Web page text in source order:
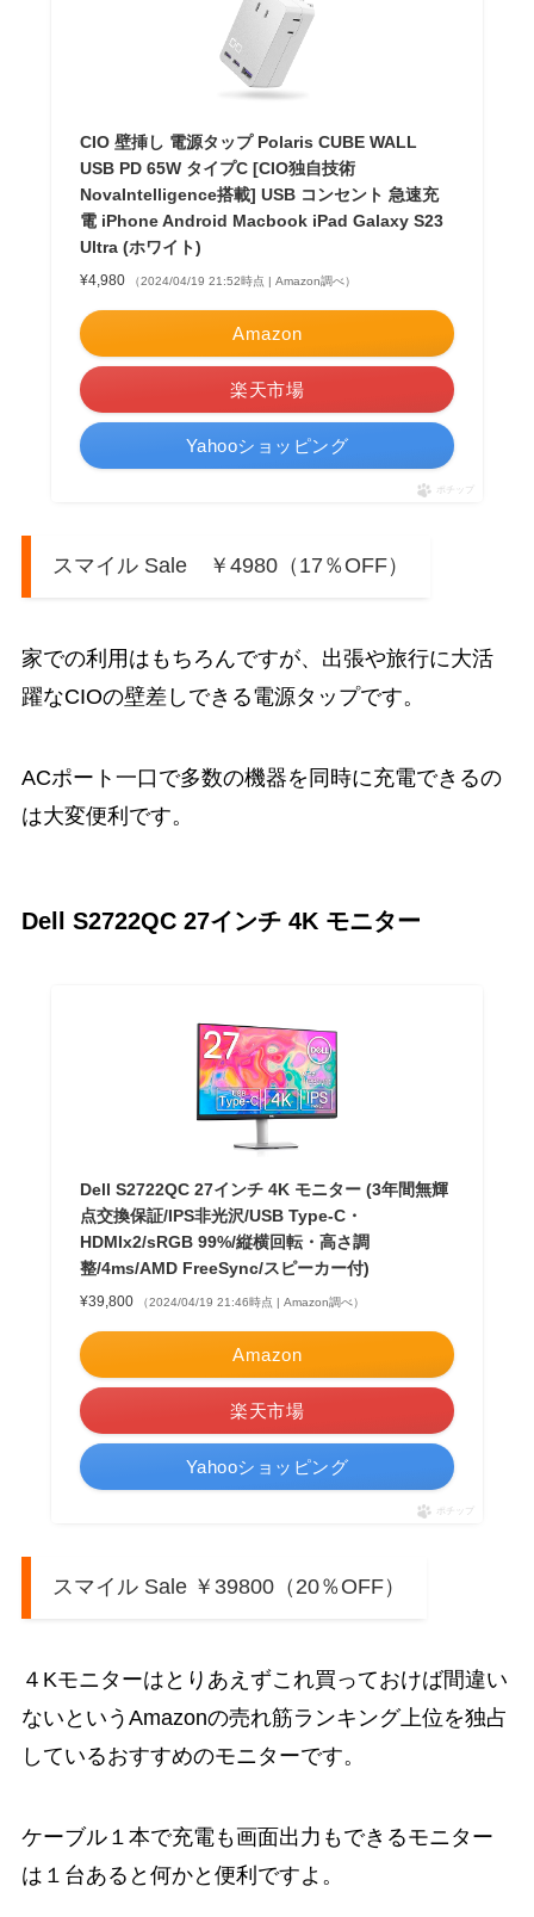
CIO 壁挿し 電源タップ Polaris CUBE WALL
USB PD 65W タイプC [CIO独自技術
NovaIntelligence搭載] USB コンセント 急速充
電 iPhone Android Macbook iPad Galaxy S23
Ultra (ホワイト)
¥4,980 （2024/04/19 21:52時点 | Amazon調べ）
Amazon
楽天市場
Yahooショッピング
ポチップ
スマイル Sale ￥4980（17％OFF）
家での利用はもちろんですが、出張や旅行に大活
躍なCIOの壁差しできる電源タップです。
ACポート一口で多数の機器を同時に充電できるの
は大変便利です。
Dell S2722QC 27インチ 4K モニター
Dell S2722QC 27インチ 4K モニター (3年間無輝
点交換保証/IPS非光沢/USB Type-C・
HDMIx2/sRGB 99%/縦横回転・高さ調
整/4ms/AMD FreeSync/スピーカー付)
¥39,800 （2024/04/19 21:46時点 | Amazon調べ）
Amazon
楽天市場
Yahooショッピング
ポチップ
スマイル Sale ￥39800（20％OFF）
４Kモニターはとりあえずこれ買っておけば間違い
ないというAmazonの売れ筋ランキング上位を独占
しているおすすめのモニターです。
ケーブル１本で充電も画面出力もできるモニター
は１台あると何かと便利ですよ。